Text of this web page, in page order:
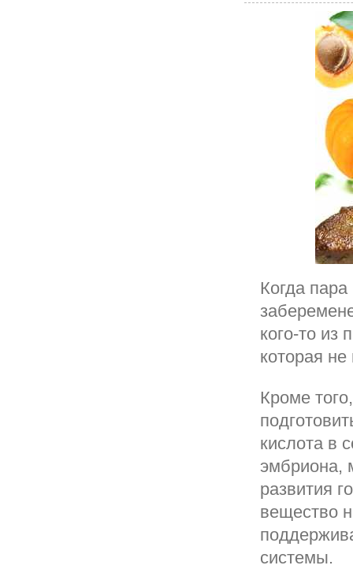
Когда
кого-то из
которая не
Кроме
кислота в
эмбриона,
развития
вещество
системы.